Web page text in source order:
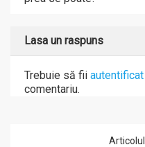
Lasa un raspuns
Trebuie să fii autentificat
comentariu.